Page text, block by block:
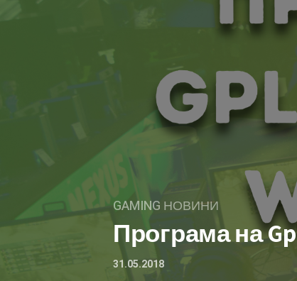
GAMING НОВИНИ
Програма на
31.05.2018